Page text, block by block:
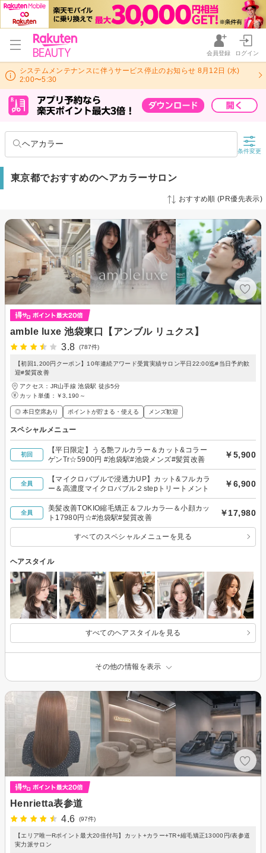
会員登録 ログイン
システムメンテナンスに伴うサービス停止のお知らせ 8月12日 (水)
2:00〜5:30
ヘアカラー
条件変更
東京都でおすすめのヘアカラーサロン
おすすめ順 (PR優先表示)
amble luxe 池袋東口【アンブル リュクス】
3.8
(787件)
【初回1,200円クーポン】10年連続アワード受賞実績サロン平日22:00迄#当日予約歓
迎#髪質改善
アクセス：JR山手線 池袋駅 徒歩5分
カット単価： ￥3,190～
◎ 本日空席あり ポイントが貯まる・使える メンズ歓迎
スペシャルメニュー
初回
【平日限定】うる艶フルカラー＆カット&コラー
ゲンTr☆5900円 #池袋駅#池袋メンズ#髪質改善
￥5,900
全員
【マイクロバブルで浸透力UP】カット&フルカラ
ー＆高濃度マイクロバブル２stepトリートメント
￥6,900
全員
美髪改善TOKIO縮毛矯正＆フルカラ―＆小顔カッ
ト17980円☆#池袋駅#髪質改善
￥17,980
すべてのスペシャルメニューを見る
ヘアスタイル
すべてのヘアスタイルを見る
その他の情報を表示
Henrietta表参道
4.6
(97件)
【エリア唯一Rポイント最大20倍付与】カット+カラー+TR+縮毛矯正13000円/表参道
実力派サロン